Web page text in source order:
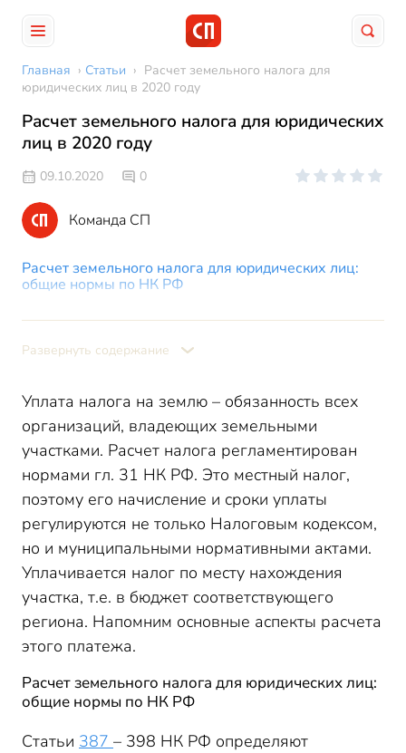
Главная › Статьи › Расчет земельного налога для
юридических лиц в 2020 году
Расчет земельного налога для юридических
лиц в 2020 году
09.10.2020 0
Команда СП
Расчет земельного налога для юридических лиц:
общие нормы по НК РФ
Полномочия региональных органов власти
лицу
Расчет земельного налога для юридических лиц в
2020 году: пример
Развернуть содержание
Уплата налога на землю – обязанность всех
организаций, владеющих земельными
участками. Расчет налога регламентирован
нормами гл. 31 НК РФ. Это местный налог,
поэтому его начисление и сроки уплаты
регулируются не только Налоговым кодексом,
но и муниципальными нормативными актами.
Уплачивается налог по месту нахождения
участка, т.е. в бюджет соответствующего
региона. Напомним основные аспекты расчета
этого платежа.
Расчет земельного налога для юридических лиц:
общие нормы по НК РФ
Статьи 387 – 398 НК РФ определяют